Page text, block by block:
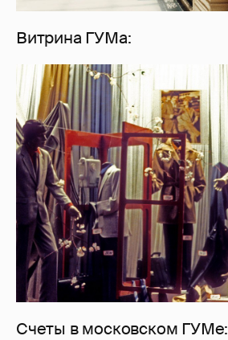
Витрина ГУМа:
Счеты в московском ГУМе: